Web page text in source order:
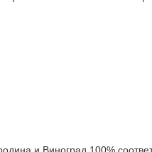
и Виноград 100%